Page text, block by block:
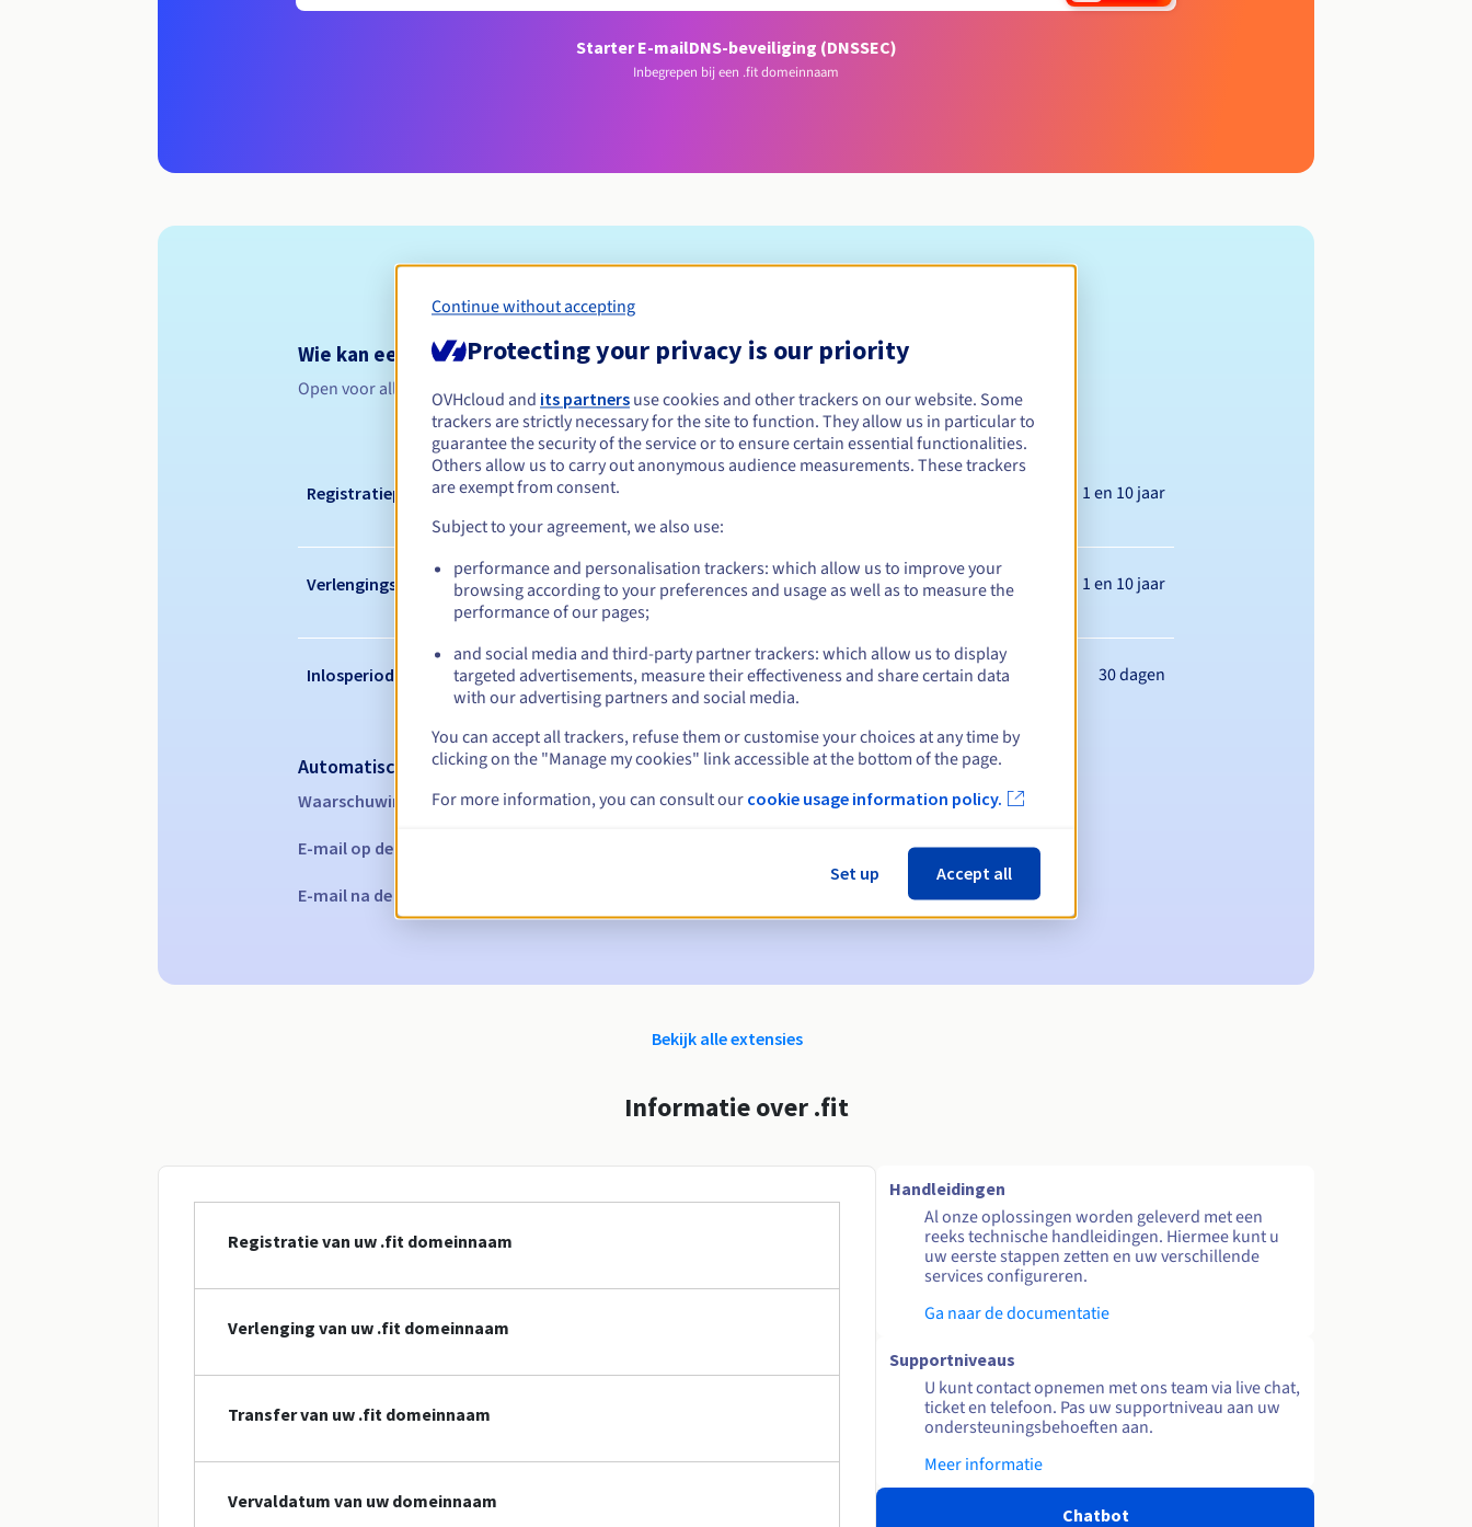
Starter E-mailDNS-beveiliging (DNSSEC)
Inbegrepen bij een .fit domeinnaam
Toelatingsvoorwaarden
Wie kan een .fit registreren?
Open voor alle natuurlijke of rechtspersonen, zonder geografische beperking.
Beheerregels en meldingen
Registratieperiode Tussen 1 en 10 jaar
Verlengingsperiode Tussen 1 en 10 jaar
Inlosperiode 30 dagen
Automatische meldingen:
Waarschuwings-e-mails:60, 30, 15, 7 en 3 dagen vóór de vervaldatum
E-mail op de vervaldatum
E-mail na de Redemption Grace Period om de verwijdering van de domeinnaam te melden
Bekijk alle extensies
Informatie over .fit
Registratie van uw .fit domeinnaam
Verlenging van uw .fit domeinnaam
Transfer van uw .fit domeinnaam
Vervaldatum van uw domeinnaam
Handleidingen
Al onze oplossingen worden geleverd met een
reeks technische handleidingen. Hiermee kunt u
uw eerste stappen zetten en uw verschillende
services configureren.
Ga naar de documentatie
Supportniveaus
U kunt contact opnemen met ons team via live chat,
ticket en telefoon. Pas uw supportniveau aan uw
ondersteuningsbehoeften aan.
Meer informatie
Chatbot
Continue without accepting
Protecting your privacy is our priority
OVHcloud and its partners use cookies and other trackers on our website. Some
trackers are strictly necessary for the site to function. They allow us in particular to
guarantee the security of the service or to ensure certain essential functionalities.
Others allow us to carry out anonymous audience measurements. These trackers
are exempt from consent.
Subject to your agreement, we also use:
performance and personalisation trackers: which allow us to improve your
browsing according to your preferences and usage as well as to measure the
performance of our pages;
and social media and third-party partner trackers: which allow us to display
targeted advertisements, measure their effectiveness and share certain data
with our advertising partners and social media.
You can accept all trackers, refuse them or customise your choices at any time by
clicking on the "Manage my cookies" link accessible at the bottom of the page.
For more information, you can consult our cookie usage information policy.
Set up Accept all